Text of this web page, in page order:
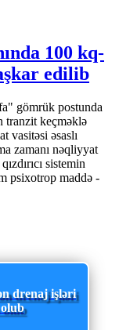
100 kq-
edilib
gömrük postunda
tranzit keçməklə
vasitəsi əsaslı
zamanı nəqliyyat
sistemin
psixotrop maddə -
drenaj işləri